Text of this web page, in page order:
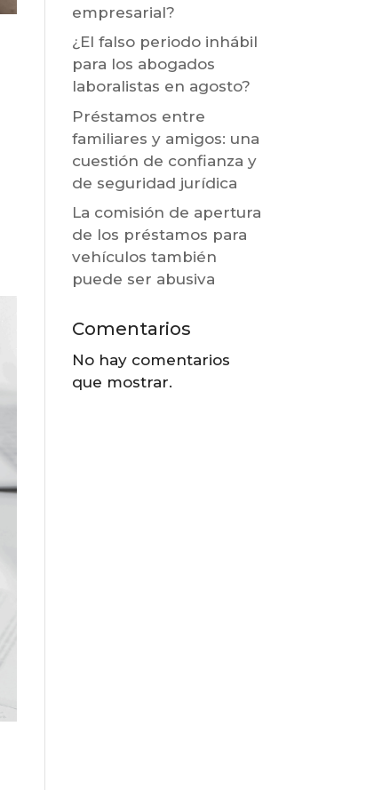
empresarial?
¿El falso periodo inhábil
para los abogados
laboralistas en agosto?
Préstamos entre
familiares y amigos: una
cuestión de confianza y
de seguridad jurídica
La comisión de apertura
de los préstamos para
vehículos también
puede ser abusiva
Comentarios
No hay comentarios
que mostrar.